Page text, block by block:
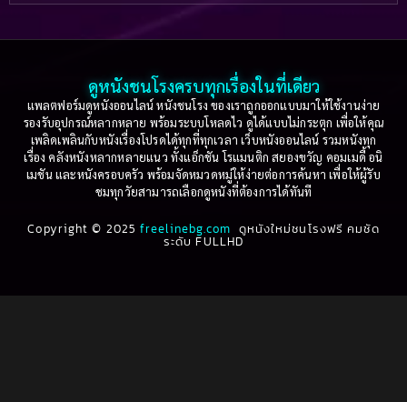
Based on a True Story เรื่องจริง(36)
Based on Novel(16)
Betrayal(1)
Biography(3)
Biography ชีวประวัติ (61)
2003
2002
2001
2000
1999
1998
1997
1996
1995
1994
1993
1992
1991
1990
1987
1986
ดูหนังชนโรงครบทุกเรื่องในที่เดียว
แพลตฟอร์มดูหนังออนไลน์ หนังชนโรง ของเราถูกออกแบบมาให้ใช้งานง่าย
รองรับอุปกรณ์หลากหลาย พร้อมระบบโหลดไว ดูได้แบบไม่กระตุก เพื่อให้คุณ
เพลิดเพลินกับหนังเรื่องโปรดได้ทุกที่ทุกเวลา เว็บหนังออนไลน์ รวมหนังทุก
เรื่อง คลังหนังหลากหลายแนว ทั้งแอ็กชัน โรแมนติก สยองขวัญ คอมเมดี้ อนิ
เมชัน และหนังครอบครัว พร้อมจัดหมวดหมู่ให้ง่ายต่อการค้นหา เพื่อให้ผู้รับ
ชมทุกวัยสามารถเลือกดูหนังที่ต้องการได้ทันที
Copyright © 2025freelinebg.com ดูหนังใหม่ชนโรงฟรี คมชัด
ระดับ FULLHD